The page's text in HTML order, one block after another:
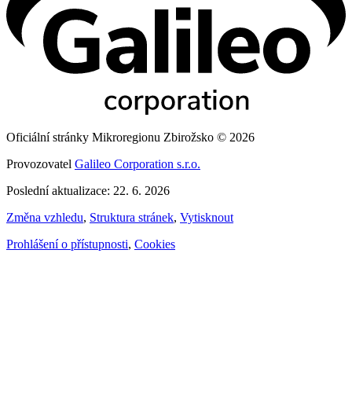
Oficiální stránky Mikroregionu Zbirožsko © 2026
Provozovatel Galileo Corporation s.r.o.
Poslední aktualizace: 22. 6. 2026
Změna vzhledu, Struktura stránek, Vytisknout
Prohlášení o přístupnosti, Cookies